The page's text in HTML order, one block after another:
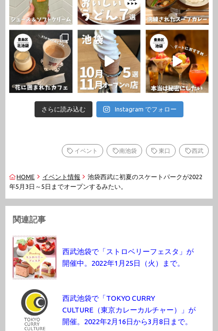
さらに読み込む Instagram でフォロー
イベント 南池袋 東口 西武
HOME イベント情報
池袋西武に初夏のスケートパークが2022
年5月3日～5日までオープンするみたい。
関連記事
西武池袋で「ストロベリーフェスタ」が
開催中。2022年1月25日（火）まで。
西武池袋で「TOKYO CURRY
CULTURE（東京カレーカルチャー）」が
開催。2022年2月16日から3月8日まで。